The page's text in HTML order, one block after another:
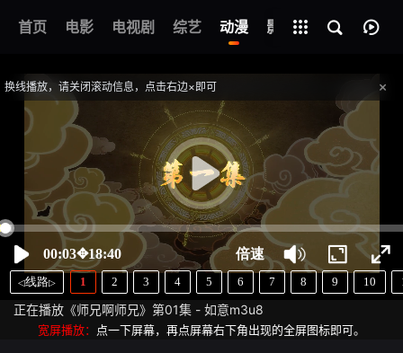
首页 电影 电视剧 综艺 动漫 影视
全部影片 第01集
师兄啊师兄
提醒 不要轻信视频中的广告，谨防上当受骗
正在播放《师兄啊师兄》第01集 - 如意m3u8
宽屏播放： 点一下屏幕，再点屏幕右下角出现的全屏图标即可。